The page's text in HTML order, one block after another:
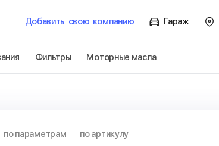
Добавить свою компанию Гараж
Фильтры Моторные масла
по параметрам по артикулу